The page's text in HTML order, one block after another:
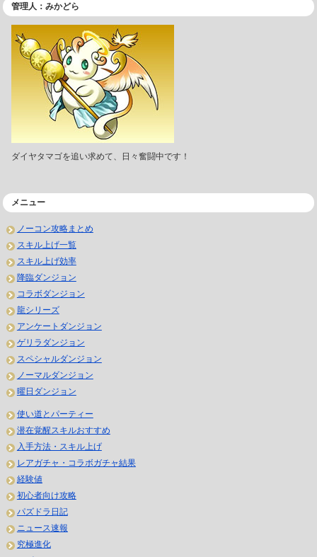
管理人：みかどら
ダイヤタマゴを追い求めて、日々奮闘中です！
メニュー
ノーコン攻略まとめ
スキル上げ一覧
スキル上げ効率
降臨ダンジョン
コラボダンジョン
龍シリーズ
アンケートダンジョン
ゲリラダンジョン
スペシャルダンジョン
ノーマルダンジョン
曜日ダンジョン
使い道とパーティー
潜在覚醒スキルおすすめ
入手方法・スキル上げ
レアガチャ・コラボガチャ結果
経験値
初心者向け攻略
パズドラ日記
ニュース速報
究極進化